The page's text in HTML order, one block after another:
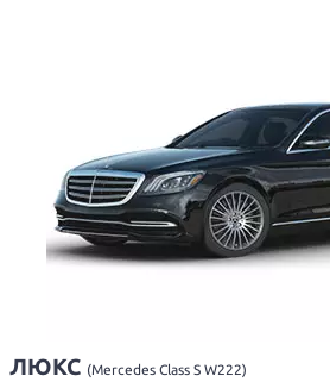
ЛЮКС (Mercedes Class S W222)